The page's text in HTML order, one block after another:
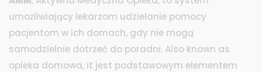
umożliwiający lekarzom udzielanie pomocy
pacjentom w ich domach, gdy nie mogą
samodzielnie dotrzeć do poradni. Also known as
opieka domowa, it jest podstawowym elementem